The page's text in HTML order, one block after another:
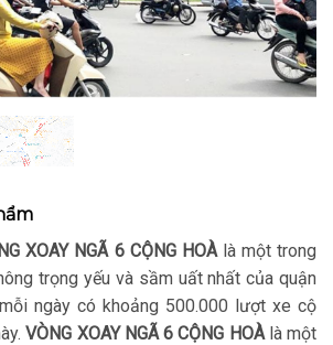
XOAY NGÃ 6 CỘNG HOÀlà một trong
trọng yếu và sầm uất nhất của quận
ngày có khoảng 500.000 lượt xe cộ
VÒNG XOAY NGÃ 6 CỘNG HOÀlà một